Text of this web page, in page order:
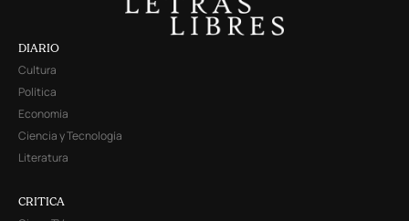
DIARIO
Cultura
Política
Economía
Ciencia y Tecnología
Literatura
CRITICA